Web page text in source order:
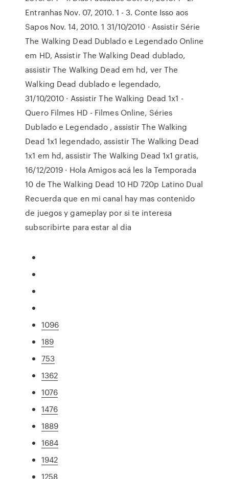
Entranhas Nov. 07, 2010. 1 - 3. Conte Isso aos
Sapos Nov. 14, 2010. 1 31/10/2010 · Assistir Série
The Walking Dead Dublado e Legendado Online
em HD, Assistir The Walking Dead dublado,
assistir The Walking Dead em hd, ver The
Walking Dead dublado e legendado,
31/10/2010 · Assistir The Walking Dead 1x1 -
Quero Filmes HD - Filmes Online, Séries
Dublado e Legendado , assistir The Walking
Dead 1x1 legendado, assistir The Walking Dead
1x1 em hd, assistir The Walking Dead 1x1 gratis,
16/12/2019 · Hola Amigos acá les la Temporada
10 de The Walking Dead 10 HD 720p Latino Dual
Recuerda que en mi canal hay mas contenido
de juegos y gameplay por si te interesa
subscribirte para estar al dia
1096
189
753
1362
1076
1476
1889
1684
1942
1258